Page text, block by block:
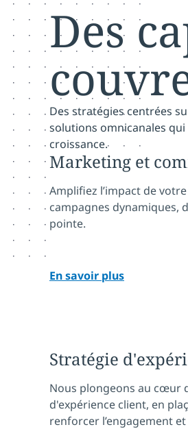
Des
Des stratégies centrées
solutions omnicanales
croissance.
Marketing et
Amplifiez l’impact de
campagnes dynamiques,
pointe.
En savoir plus
Stratégie
Nous plongeons au cœur
d'expérience client, en
renforcer l’engagement